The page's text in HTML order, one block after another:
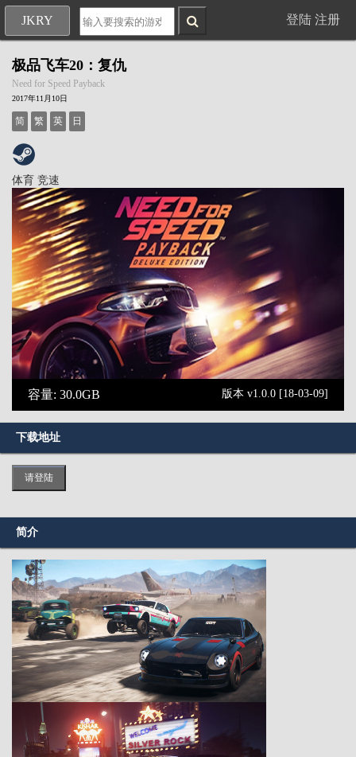
JKRY 登陆 注册
极品飞车20：复仇
Need for Speed Payback
2017年11月10日
简 繁 英 日
体育 竞速
容量: 30.0GB 版本 v1.0.0 [18-03-09]
下载地址
请登陆
简介